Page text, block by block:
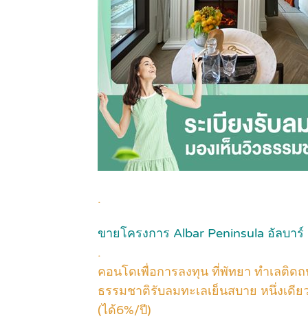
.
ขายโครงการ Albar Peninsula อัลบา
.
คอนโดเพื่อการลงทุน ที่พัทยา ทำเลติด
ธรรมชาติรับลมทะเลเย็นสบาย หนึ่งเดี
(ได้6%/ปี)